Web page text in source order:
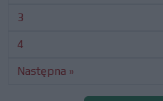
3
4
Następna »